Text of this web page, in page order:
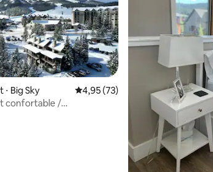
base de 21 commentaires : 4,9 sur 5
Big Sky Évaluation moyenne sur la base
4,95 (73)
confortable /